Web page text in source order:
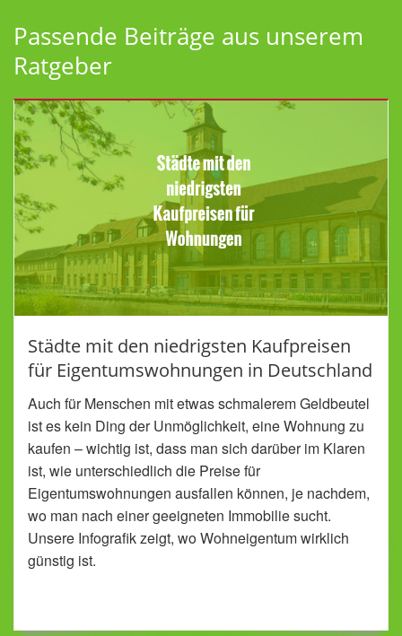
Passende Beiträge aus unserem
Ratgeber
Städte mit den niedrigsten Kaufpreisen
für Eigentumswohnungen in Deutschland
Auch für Menschen mit etwas schmalerem Geldbeutel
ist es kein Ding der Unmöglichkeit, eine Wohnung zu
kaufen – wichtig ist, dass man sich darüber im Klaren
ist, wie unterschiedlich die Preise für
Eigentumswohnungen ausfallen können, je nachdem,
wo man nach einer geeigneten Immobilie sucht.
Unsere Infografik zeigt, wo Wohneigentum wirklich
günstig ist.